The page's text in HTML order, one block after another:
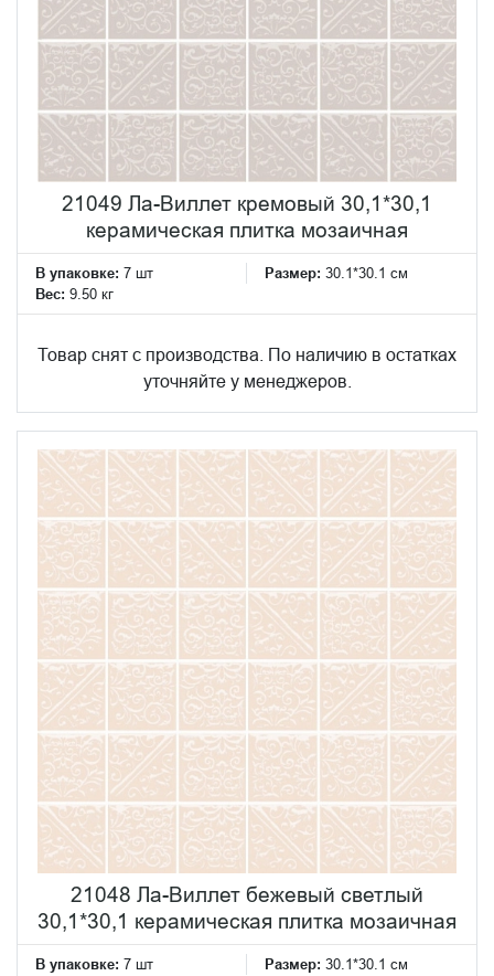
21049 Ла-Виллет кремовый 30,1*30,1
керамическая плитка мозаичная
В упаковке: 7 шт Размер: 30.1*30.1 см
Вес: 9.50 кг
Товар снят с производства. По наличию в остатках
уточняйте у менеджеров.
21048 Ла-Виллет бежевый светлый
30,1*30,1 керамическая плитка мозаичная
В упаковке: 7 шт Размер: 30.1*30.1 см